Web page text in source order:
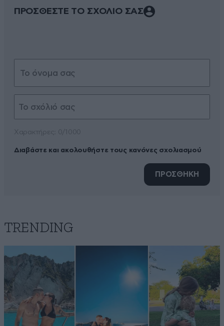
ΠΡΟΣΘΕΣΤΕ ΤΟ ΣΧΟΛΙΟ ΣΑΣ
Διαβάστε και ακολουθήστε τους κανόνες σχολιασμού
ΠΡΟΣΘΗΚΗ
TRENDING